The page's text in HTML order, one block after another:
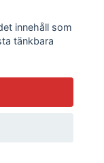
innehåll som
tänkbara